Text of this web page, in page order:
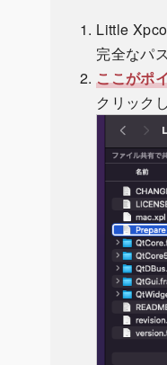
Little
完全なパ
ここがポ
クリック